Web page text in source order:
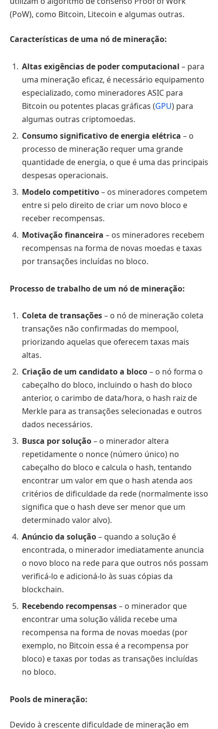
(PoW), como Bitcoin, Litecoin e algumas outras.
Características de uma nó de mineração:
Altas exigências de poder computacional – para
uma mineração eficaz, é necessário equipamento
especializado, como mineradores ASIC para
Bitcoin ou potentes placas gráficas (GPU) para
algumas outras criptomoedas.
Consumo significativo de energia elétrica – o
processo de mineração requer uma grande
quantidade de energia, o que é uma das principais
despesas operacionais.
Modelo competitivo– os mineradores competem
entre si pelo direito de criar um novo bloco e
receber recompensas.
Motivação financeira – os mineradores recebem
recompensas na forma de novas moedas e taxas
por transações incluídas no bloco.
Processo de trabalho de um nó de mineração:
Coleta de transações– o nó de mineração coleta
transações não confirmadas do mempool,
priorizando aquelas que oferecem taxas mais
altas.
Criação de um candidato a bloco– o nó forma o
cabeçalho do bloco, incluindo o hash do bloco
anterior, o carimbo de data/hora, o hash raiz de
Merkle para as transações selecionadas e outros
dados necessários.
Busca por solução– o minerador altera
repetidamente o nonce (número único) no
cabeçalho do bloco e calcula o hash, tentando
encontrar um valor em que o hash atenda aos
critérios de dificuldade da rede (normalmente isso
significa que o hash deve ser menor que um
determinado valor alvo).
Anúncio da solução– quando a solução é
encontrada, o minerador imediatamente anuncia
o novo bloco na rede para que outros nós possam
verificá-lo e adicioná-lo às suas cópias da
blockchain.
Recebendo recompensas– o minerador que
encontrar uma solução válida recebe uma
recompensa na forma de novas moedas (por
exemplo, no Bitcoin essa é a recompensa por
bloco) e taxas por todas as transações incluídas
no bloco.
Pools de mineração:
Devido à crescente dificuldade de mineração em